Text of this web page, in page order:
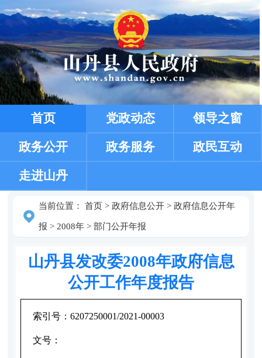
首页 党政动态 领导之窗
政务公开 政务服务 政民互动
走进山丹
当前位置： 首页> 政府信息公开> 政府信息公开年
报 > 2008年> 部门公开年报
山丹县发改委2008年政府信息
公开工作年度报告
索引号： 6207250001/2021-00003
文号：